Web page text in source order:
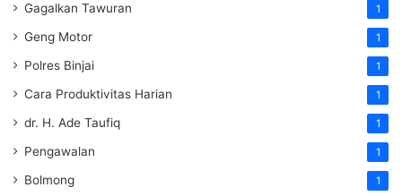
Gagalkan Tawuran 1
Geng Motor 1
Polres Binjai 1
Cara Produktivitas Harian 1
dr. H. Ade Taufiq 1
Pengawalan 1
Bolmong 1